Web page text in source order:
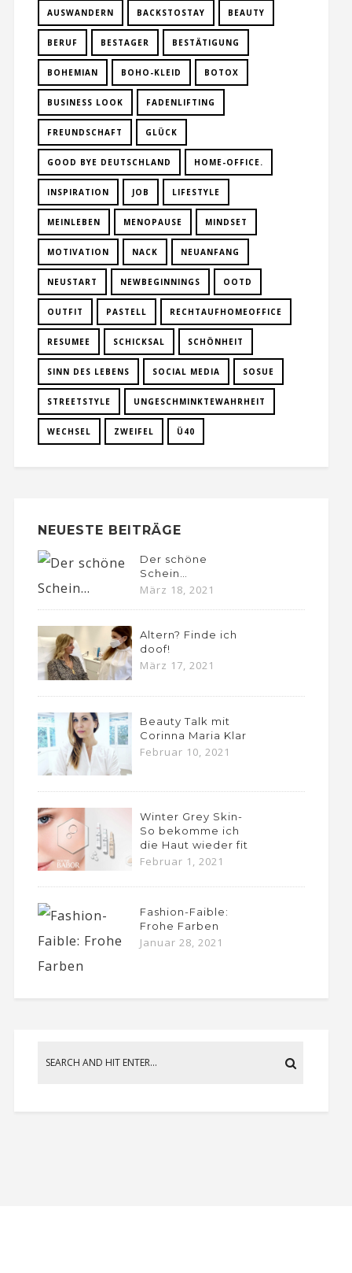
AUSWANDERN BACKSTOSTAY BEAUTY
BERUF BESTAGER BESTÄTIGUNG
BOHEMIAN BOHO-KLEID BOTOX
BUSINESS LOOK FADENLIFTING
FREUNDSCHAFT GLÜCK
GOOD BYE DEUTSCHLAND HOME-OFFICE.
INSPIRATION JOB LIFESTYLE
MEINLEBEN MENOPAUSE MINDSET
MOTIVATION NACK NEUANFANG
NEUSTART NEWBEGINNINGS OOTD
OUTFIT PASTELL RECHTAUFHOMEOFFICE
RESUMEE SCHICKSAL SCHÖNHEIT
SINN DES LEBENS SOCIAL MEDIA SOSUE
STREETSTYLE UNGESCHMINKTEWAHRHEIT
WECHSEL ZWEIFEL Ü40
NEUESTE BEITRÄGE
Der schöne
Schein…
März 18, 2021
Altern? Finde ich
doof!
März 17, 2021
Beauty Talk mit
Corinna Maria Klar
Februar 10, 2021
Winter Grey Skin-
So bekomme ich
die Haut wieder fit
Februar 1, 2021
Fashion-Faible:
Frohe Farben
Januar 28, 2021